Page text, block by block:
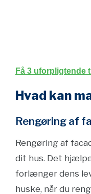
Få 3 uforpligtende
Hvad kan
Rengøring af
Rengøring af
dit hus. Det
forlænger dens
huske, når du